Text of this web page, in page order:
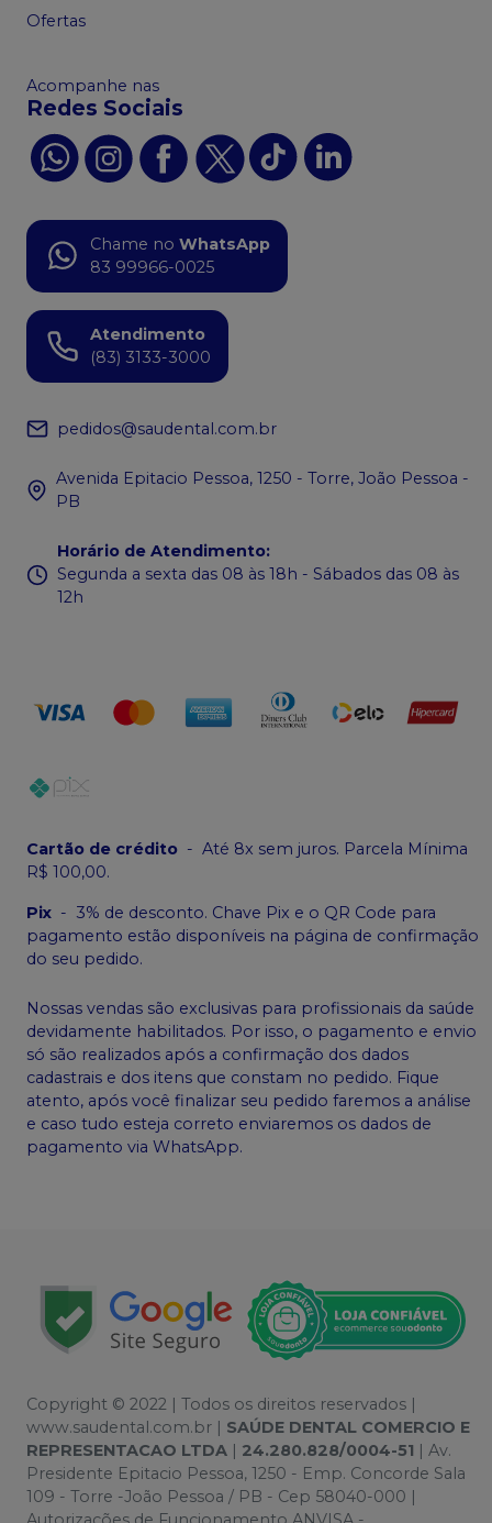
Ofertas
Acompanhe nas
Redes Sociais
Chame no WhatsApp
83 99966-0025
Atendimento
(83) 3133-3000
pedidos@saudental.com.br
Avenida Epitacio Pessoa, 1250 - Torre, João Pessoa -
PB
Horário de Atendimento:
Segunda a sexta das 08 às 18h - Sábados das 08 às
12h
Cartão de crédito - Até 8x sem juros. Parcela Mínima
R$ 100,00.
Pix - 3% de desconto. Chave Pix e o QR Code para
pagamento estão disponíveis na página de confirmação
do seu pedido.
Nossas vendas são exclusivas para profissionais da saúde
devidamente habilitados. Por isso, o pagamento e envio
só são realizados após a confirmação dos dados
cadastrais e dos itens que constam no pedido. Fique
atento, após você finalizar seu pedido faremos a análise
e caso tudo esteja correto enviaremos os dados de
pagamento via WhatsApp.
Copyright © 2022 | Todos os direitos reservados |
www.saudental.com.br | SAÚDE DENTAL COMERCIO E
REPRESENTACAO LTDA | 24.280.828/0004-51 | Av.
Presidente Epitacio Pessoa, 1250 - Emp. Concorde Sala
109 - Torre -João Pessoa / PB - Cep 58040-000 |